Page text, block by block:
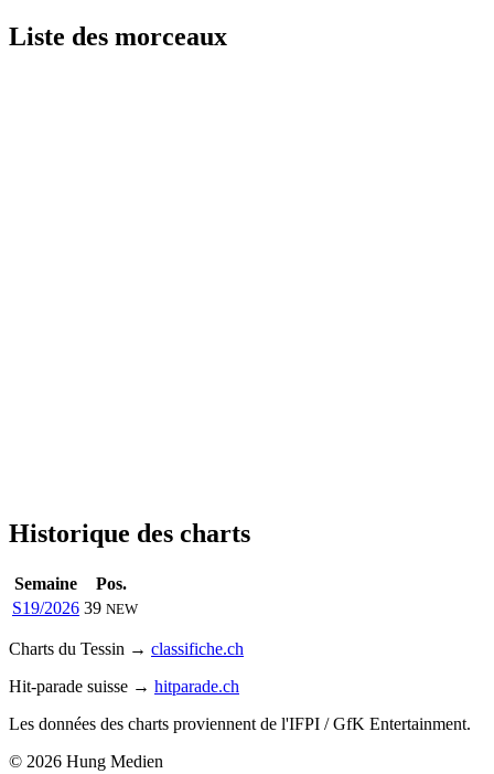
Liste des morceaux
Historique des charts
Semaine
Pos.
S19/2026 39 NEW
Charts du Tessin → classifiche.ch
Hit-parade suisse → hitparade.ch
Les données des charts proviennent de l'IFPI / GfK Entertainment.
© 2026 Hung Medien